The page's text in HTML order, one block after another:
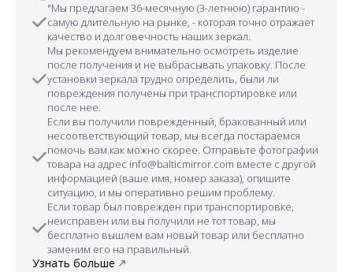
"Мы предлагаем 36-месячную (3-летнюю) гарантию -
самую длительную на рынке, - которая точно отражает
качество и долговечность наших зеркал.
Мы рекомендуем внимательно осмотреть изделие
после получения и не выбрасывать упаковку. После
установки зеркала трудно определить, были ли
повреждения получены при транспортировке или
после нее.
Если вы получили поврежденный, бракованный или
несоответствующий товар, мы всегда постараемся
помочь вам как можно скорее. Отправьте фотографии
товара на адрес info@balticmirror.com вместе с другой
информацией (ваше имя, номер заказа), опишите
ситуацию, и мы оперативно решим проблему.
Если товар был поврежден при транспортировке,
неисправен или вы получили не тот товар, мы
бесплатно вышлем вам новый товар или бесплатно
заменим его на правильный.
Узнать больше